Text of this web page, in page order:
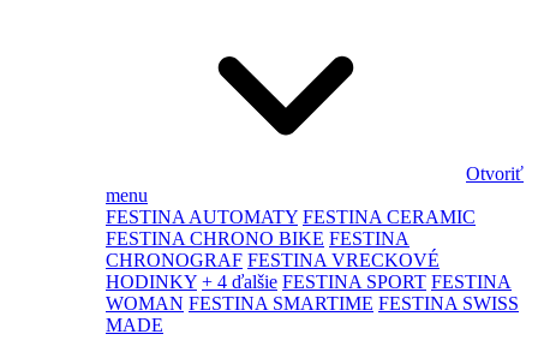
Otvoriť
menu
FESTINA AUTOMATY FESTINA CERAMIC
FESTINA CHRONO BIKE FESTINA
CHRONOGRAF FESTINA VRECKOVÉ
HODINKY + 4 ďalšie FESTINA SPORT FESTINA
WOMAN FESTINA SMARTIME FESTINA SWISS
MADE